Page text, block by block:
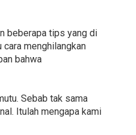
beberapa tips yang di
cara menghilangkan
bahwa
Sebab tak sama
Itulah mengapa kami